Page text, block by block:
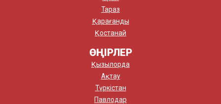
Тараз
Қарағанды
Қостанай
ӨҢІРЛЕР
Қызылорда
Ақтау
Түркістан
Павлодар